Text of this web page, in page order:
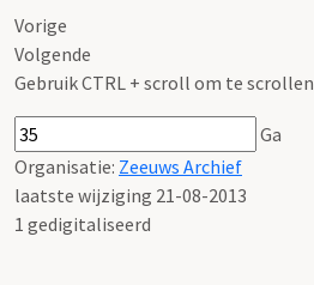
Vorige
Volgende
Gebruik CTRL + scroll om te scrollen
Ga
Organisatie: Zeeuws Archief
laatste wijziging 21-08-2013
1 gedigitaliseerd